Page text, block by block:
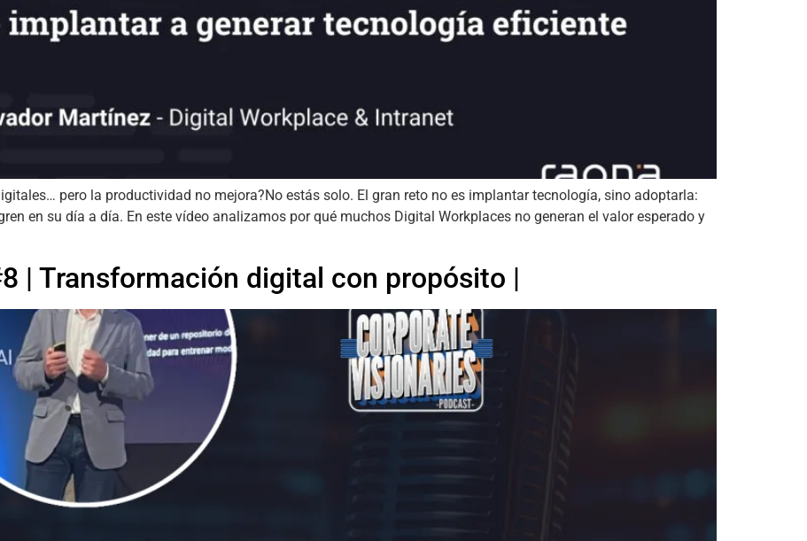
pero la productividad no mejora?No estás solo. El gran reto no es implantar tecnología, sino adoptarla:
en su día a día. En este vídeo analizamos por qué muchos Digital Workplaces no generan el valor esperado y
| Transformación digital con propósito |